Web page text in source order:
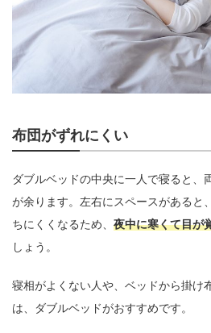
布団がずれにくい
ダブルベッドの中央に一人で寝ると、
が余ります。左右にスペースがあると
ちにくくなるため、 夜中に寒くて目が
しょう。
寝相がよくない人や、ベッドから掛け
は、ダブルベッドがおすすめです。